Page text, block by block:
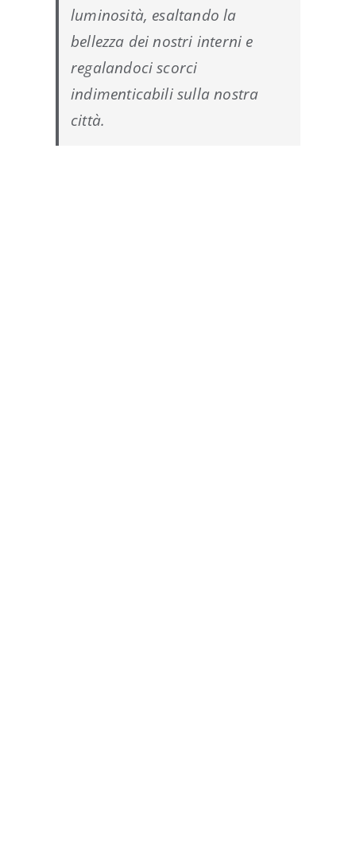
luminosità, esaltando la
bellezza dei nostri interni e
regalandoci scorci
indimenticabili sulla nostra
città.